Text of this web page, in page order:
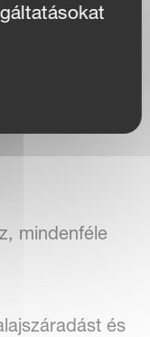
teljes
mindenféle
és